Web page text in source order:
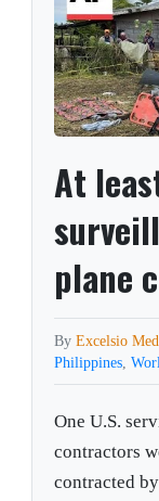
At
plane
ByExcelsio
Philippines,
One U.S.
contractors
contracted